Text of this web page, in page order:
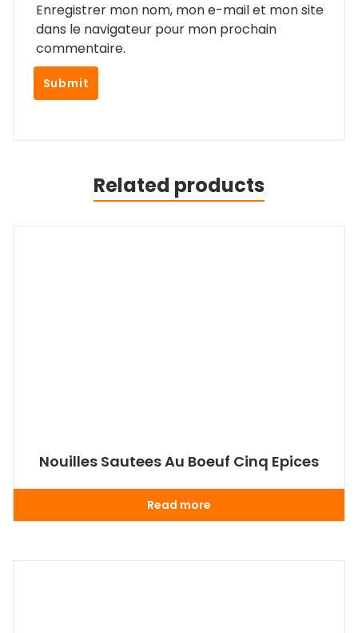
Enregistrer mon nom, mon e-mail et mon site
dans le navigateur pour mon prochain
commentaire.
Related products
Nouilles Sautees Au Boeuf Cinq Epices
Read more